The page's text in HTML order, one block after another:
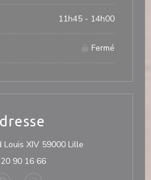
11h45 - 14h00
Fermé
Louis XIV 59000 Lille
90 16 66